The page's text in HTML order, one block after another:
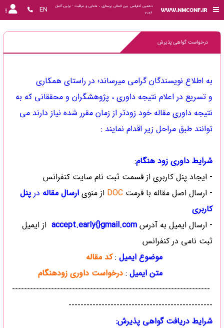
2026
EN
درخواست گواهی پذیرش
به اطلاع نویسندگان گرامی میرساند؛ در راستای همکاری
و تسریع در اعلام نتیجه داوری ، پژوهشگران و محققانی که به
نتیجه داوری مقاله خود زودتر از زمان مقرر شده نیاز دارند می
توانند طبق مراحل زیر اقدام نمایند :
شرایط داوری زود هنگام:
- ایجاد پنل کاربری از قسمت ثبت نام سایت کنفرانس
- ارسال اصل مقاله با فرمت DOC از منوی ارسال مقاله در پنل
کاربری
- ارسال ایمیل به آدرس accept.early{}gmail.comاز ایمیل
ثبت نامی در کنفرانس
موضوع ایمیل:کد مقاله
متن ایمیل: درخواست داوری زودهنگام
------------------------------------------------------------------
------------------------------------------------
شرایط دریافت گواهی پذیرش: